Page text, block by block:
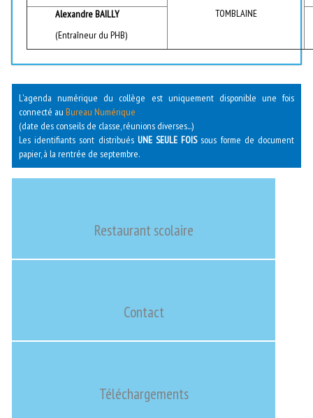
TOMBLAINE
Alexandre BAILLY
(Entraîneur du PHB)
L'agenda numérique du collège est uniquement disponible une fois
connecté au Bureau Numérique
(date des conseils de classe, réunions diverses...)
Les identifiants sont distribués UNE SEULE FOISsous forme de document
papier, à la rentrée de septembre.
Restaurant scolaire
Contact
Téléchargements